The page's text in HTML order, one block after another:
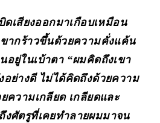
ดเสียงออกมาเกือบเหมือน
ากร้าวขึ้นด้วยความคั่งแค้น
อยู่ในเบ้าตา “ผมคิดถึงเขา
ย่างดี ไม่ได้คิดถึงด้วยความ
ความเกลียด เกลียดและ
งศัตรูที่เคยทำลายผมมาจน